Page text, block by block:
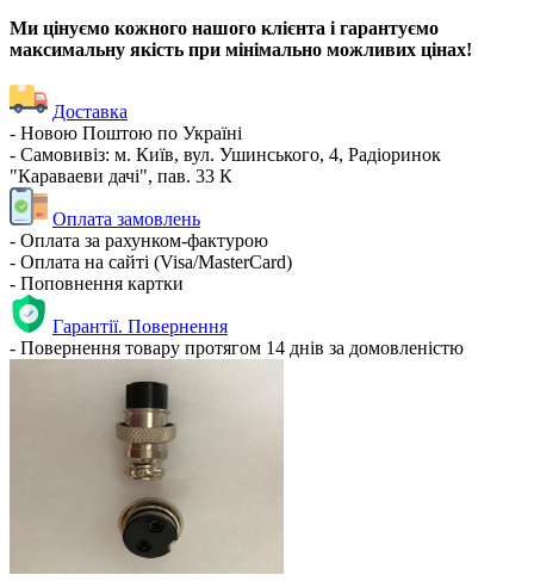
Ми цінуємо кожного нашого клієнта і гарантуємо
максимальну якість при мінімально можливих цінах!
Доставка
- Новою Поштою по Україні
- Самовивіз: м. Київ, вул. Ушинського, 4, Радіоринок
"Караваеви дачі", пав. 33 К
Оплата замовлень
- Оплата за рахунком-фактурою
- Оплата на сайті (Visa/MasterCard)
- Поповнення картки
Гарантії. Повернення
- Повернення товару протягом 14 днів за домовленістю